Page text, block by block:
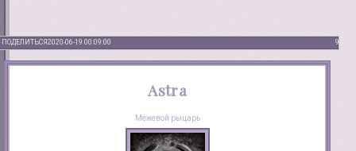
ПОДЕЛИТЬСЯ 9
2020-06-19 00:09:00
Astra
Межевой рыцарь